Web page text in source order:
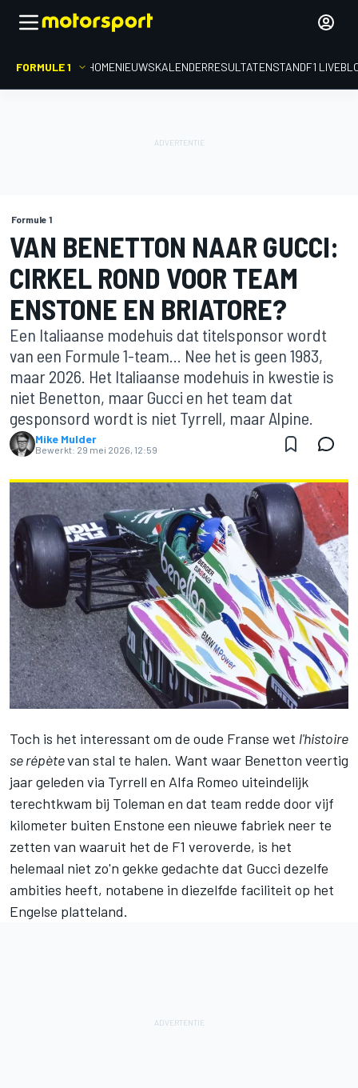
FORMULE 1 HOMENIEUWSKALENDERRESULTATENSTANDF1
Formule 1
VAN BENETTON NAAR GUCCI:
CIRKEL ROND VOOR TEAM
ENSTONE EN BRIATORE?
Een Italiaanse modehuis dat titelsponsor wordt
van een Formule 1-team... Nee het is geen 1983,
maar 2026. Het Italiaanse modehuis in kwestie is
niet Benetton, maar Gucci en het team dat
gesponsord wordt is niet Tyrrell, maar Alpine.
Mike Mulder
Bewerkt: 29 mei 2026, 12:59
Toch is het interessant om de oude Franse wet l'histoire
se répètevan stal te halen. Want waar Benetton veertig
jaar geleden via Tyrrell en Alfa Romeo uiteindelijk
terechtkwam bij Toleman en dat team redde door vijf
kilometer buiten Enstone een nieuwe fabriek neer te
zetten van waaruit het de F1 veroverde, is het
helemaal niet zo'n gekke gedachte dat Gucci dezelfe
ambities heeft, notabene in diezelfde faciliteit op het
Engelse platteland.